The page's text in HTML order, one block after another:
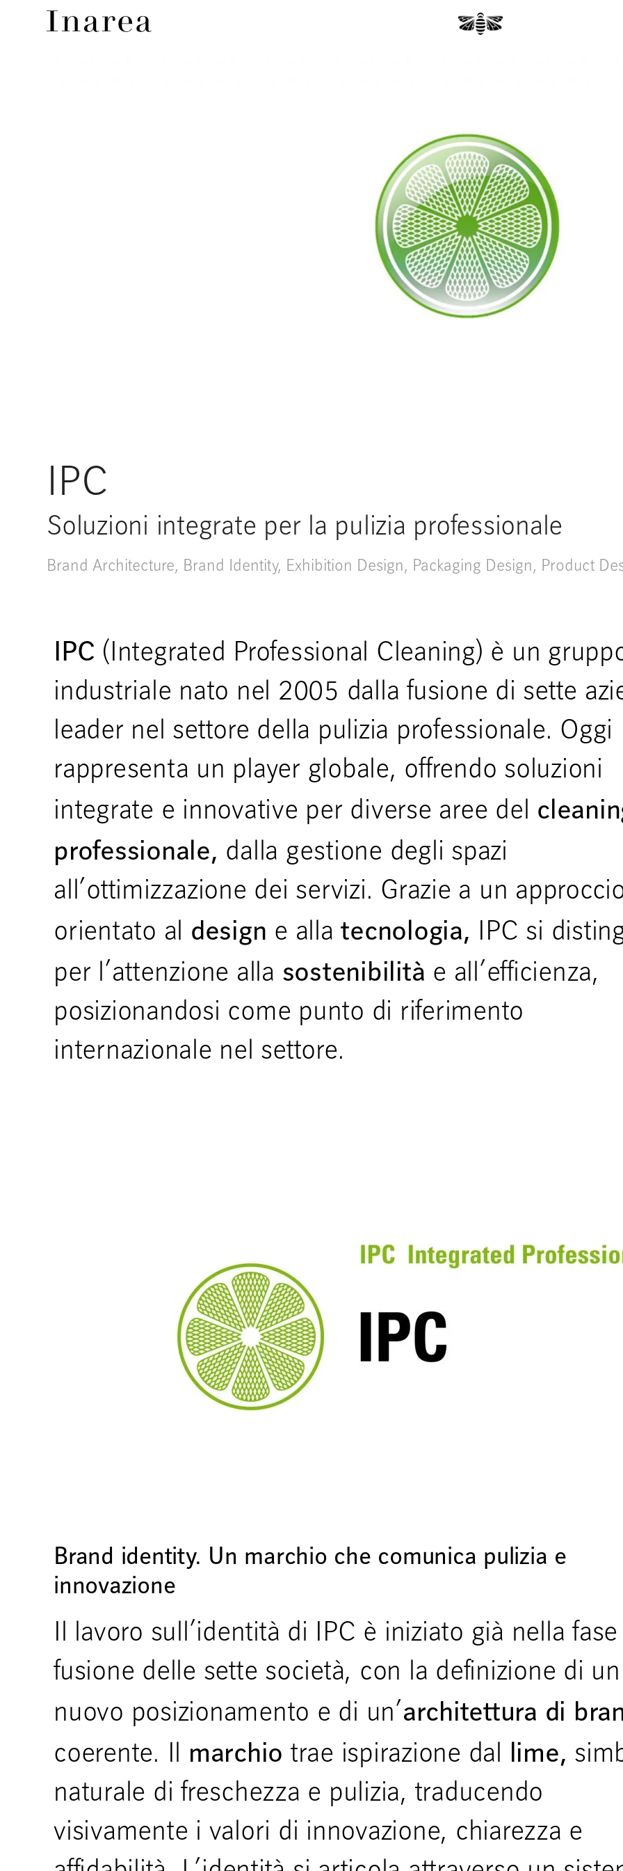
IPC
Soluzioni integrate per la pulizia professionale
Brand Architecture, Brand Identity, Exhibition Design, Packaging Design, Product
IPC (Integrated Professional Cleaning) è un
industriale nato nel 2005 dalla fusione di sette
leader nel settore della pulizia professionale. Oggi
rappresenta un player globale, offrendo soluzioni
integrate e innovative per diverse aree del
professionale, dalla gestione degli spazi
all’ottimizzazione dei servizi. Grazie a un
orientato al design e allatecnologia, IPC si
per l’attenzione alla sostenibilità e all’efficienza,
posizionandosi come punto di riferimento
internazionale nel settore.
Brand identity. Un marchio che comunica pulizia e
innovazione
Il lavoro sull’identità di IPC è iniziato già nella fase
fusione delle sette società, con la definizione di un
nuovo posizionamento e di un’ architettura di
coerente. Il marchio trae ispirazione dal lime,
naturale di freschezza e pulizia, traducendo
visivamente i valori di innovazione, chiarezza e